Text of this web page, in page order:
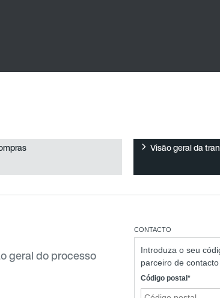
Visão geral da
geral do processo
CONTACTO
Introduza o seu
parceiro de contacto
Código postal*